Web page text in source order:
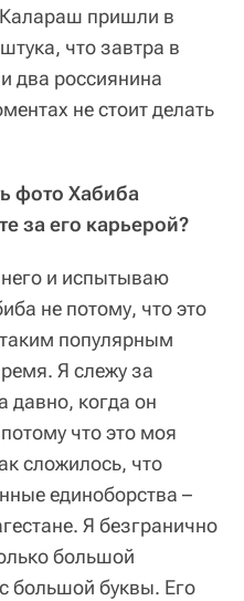
пришли в
что завтра в
два россиянина
не стоит делать
фото Хабиба
за его карьерой?
и испытываю
не потому, что это
популярным
Я слежу за
давно, когда он
что это моя
сложилось, что
единоборства –
Я безгранично
большой
большой буквы. Его